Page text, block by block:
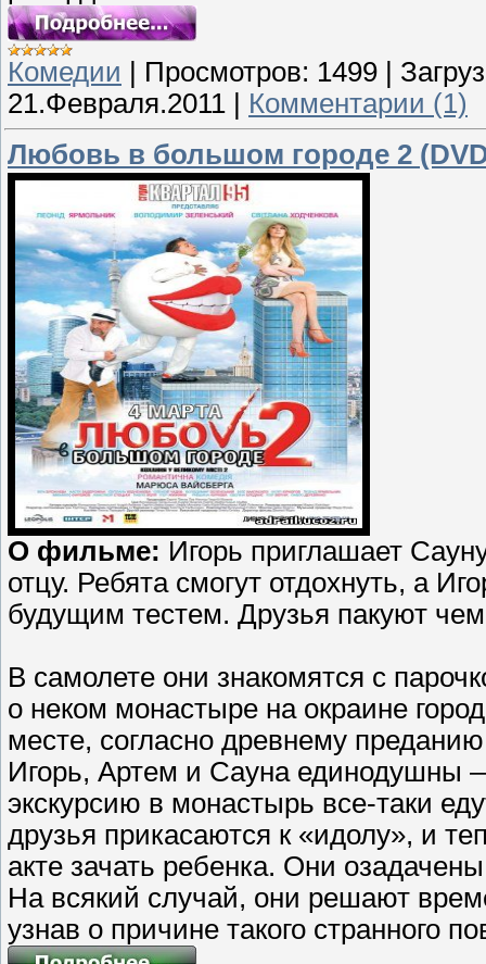
Комедии | Просмотров: 1499 |
21.Февраля.2011 | Комментарии (1)
Любовь в большом городе 2
О фильме: Игорь приглашает
отцу. Ребята смогут отдохнуть, а
будущим тестем. Друзья пакуют
В самолете они знакомятся с
о неком монастыре на окраине
месте, согласно древнему
Игорь, Артем и Сауна единодушны
экскурсию в монастырь все-таки
друзья прикасаются к «идолу», и
акте зачать ребенка. Они
На всякий случай, они решают
узнав о причине такого странного